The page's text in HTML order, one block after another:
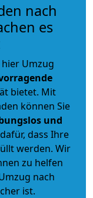
nach
es
Umzug
bietet. Mit
können Sie
und
dass Ihre
werden. Wir
zu helfen
nach
ist.